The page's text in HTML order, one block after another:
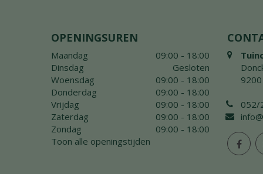
OPENINGSUREN
Maandag
09:00 - 18:00
Dinsdag
Gesloten
Woensdag
09:00 - 18:00
Donderdag
09:00 - 18:00
Vrijdag
09:00 - 18:00
Zaterdag
09:00 - 18:00
Zondag
09:00 - 18:00
Toon alle openingstijden
052/